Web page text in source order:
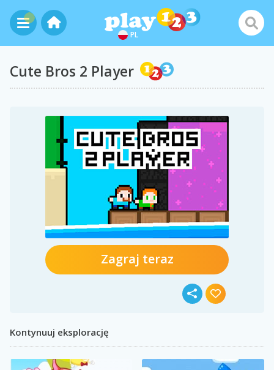
PL
Cute Bros 2 Player
Zagraj teraz
Kontynuuj eksplorację